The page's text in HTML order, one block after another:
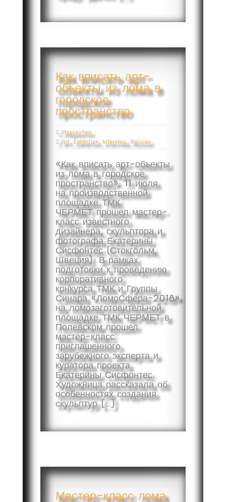
Как вписать арт-
объекты из лома в
городское
пространство
lifequestion
Art, Exhibition, Interview, Russian
«Как вписать арт-объекты
из лома в городское
пространство»: 11 июля
на производственной
площадке ТМК
ЧЕРМЕТ прошел мастер-
класс известного
дизайнера, скульптора и
фотографа Екатерины
Сисфонтес (Стокгольм,
Швеция). В рамках
подготовки к проведению
корпоративного
конкурса ТМК и Группы
Синара «ЛомоСфера-2018»
на ломозаготовительной
площадке ТМК ЧЕРМЕТ в
Полевском прошел
мастер-класс
приглашенного
зарубежного эксперта и
куратора проекта
Екатерины Сисфонтес.
Художница рассказала об
особенностях создания
скульптур […]
Мастер-класс лома